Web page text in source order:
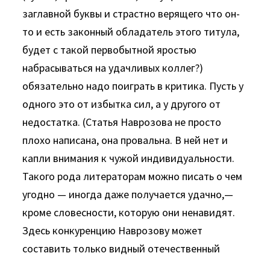
заглавной буквы и страстно верящего что он-
то и есть законный обладатель этого титула,
будет с такой первобытной яростью
набрасываться на удачливых коллег?)
обязательно надо поиграть в критика. Пусть у
одного это от избытка сил, а у другого от
недостатка. (Статья Наврозова не просто
плохо написана, она провальна. В ней нет и
капли внимания к чужой индивидуальности.
Такого рода литераторам можно писать о чем
угодно — иногда даже получается удачно,—
кроме словесности, которую они ненавидят.
Здесь конкуренцию Наврозову может
составить только видный отечественный